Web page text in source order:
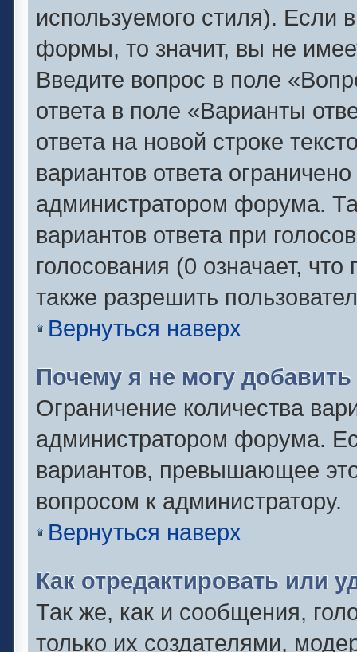
используемого стиля). Если
формы, то значит, вы не
Введите вопрос в поле
ответа в поле «Варианты
ответа на новой строке
вариантов ответа
администратором форума.
вариантов ответа при
голосования (0 означает,
также разрешить
Вернуться наверх
Почему я не могу
Ограничение количества
администратором форума.
вариантов, превышающее
вопросом к администратору.
Вернуться наверх
Как отредактировать или
Так же, как и сообщения,
только их создателями,